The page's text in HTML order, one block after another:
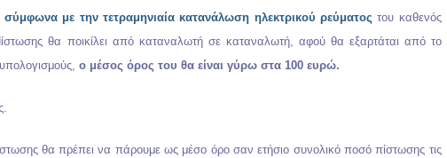
σύμφωνα με την τετραμηνιαία κατανάλωση ηλεκτρικού ρεύματοςτου καθενός
θα ποικίλει από καταναλωτή σε καταναλωτή, αφού θα εξαρτάται από το
ο μέσος όρος του θα είναι γύρω στα 100 ευρώ.
θα πρέπει να πάρουμε ως μέσο όρο σαν ετήσιο συνολικό ποσό πίστωσης τις